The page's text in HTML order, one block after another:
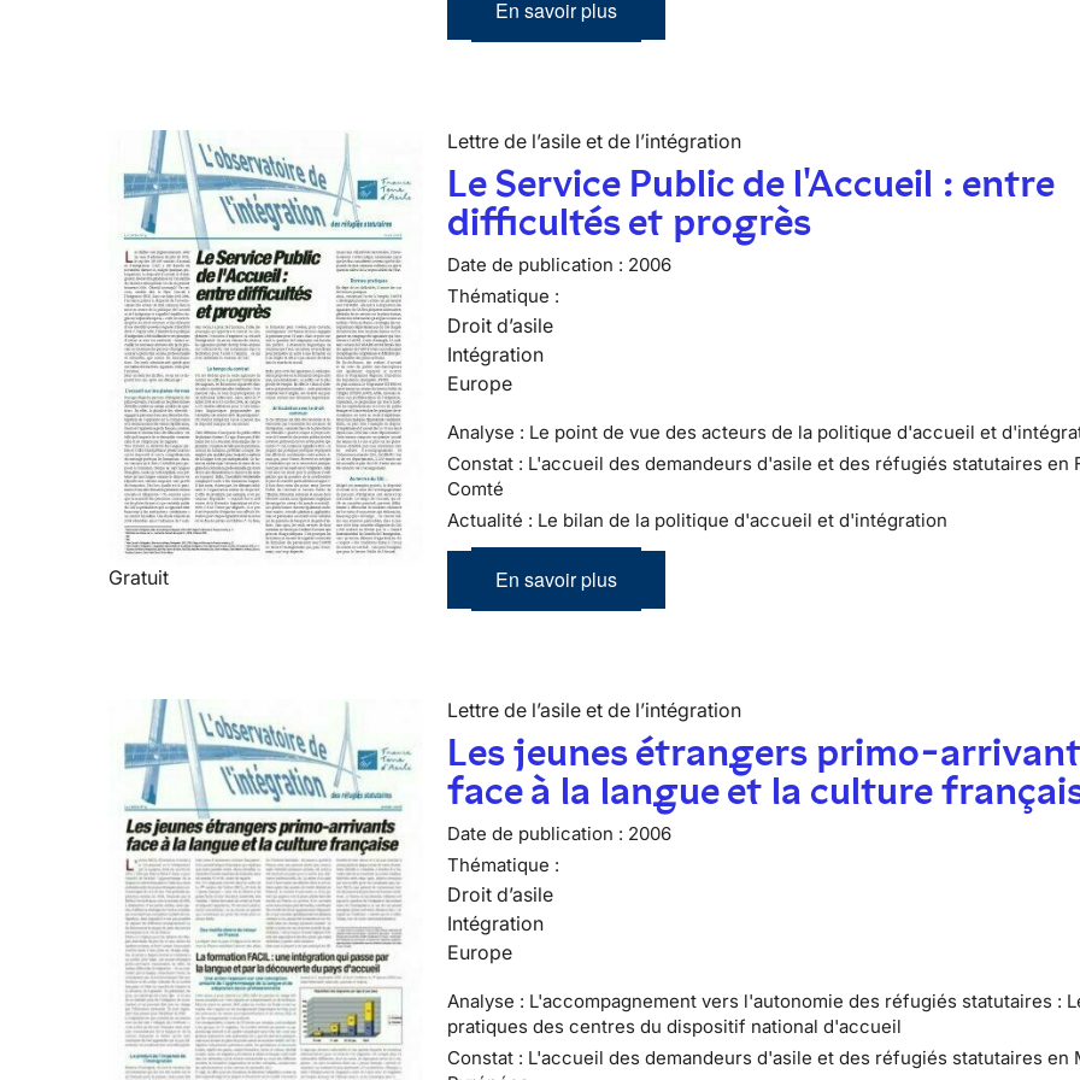
En savoir plus
Gratuit
Lettre de l’asile et de l’intégration
Le Service Public de l'Accueil : entre
difficultés et progrès
Date de publication : 2006
Thématique :
Droit d’asile
Intégration
Europe
Analyse : Le point de vue des acteurs de la politique d'accueil et
Constat : L'accueil des demandeurs d'asile et des réfugiés statutaires en
Comté
Actualité : Le bilan de la politique d'accueil et d'intégration
En savoir plus
Lettre de l’asile et de l’intégration
Les jeunes étrangers primo-
face à la langue et la culture
Date de publication : 2006
Thématique :
Droit d’asile
Intégration
Europe
Analyse : L'accompagnement vers l'autonomie des réfugiés statutaires :
pratiques des centres du dispositif national d'accueil
Constat : L'accueil des demandeurs d'asile et des réfugiés statutaires en